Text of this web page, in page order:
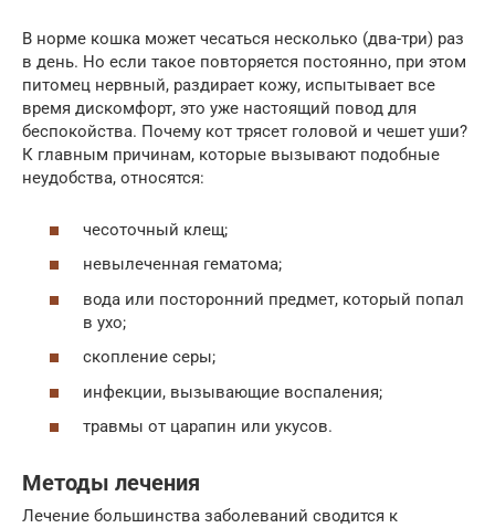
В норме кошка может чесаться несколько (два-три) раз
в день. Но если такое повторяется постоянно, при этом
питомец нервный, раздирает кожу, испытывает все
время дискомфорт, это уже настоящий повод для
беспокойства. Почему кот трясет головой и чешет уши?
К главным причинам, которые вызывают подобные
неудобства, относятся:
чесоточный клещ;
невылеченная гематома;
вода или посторонний предмет, который попал
в ухо;
скопление серы;
инфекции, вызывающие воспаления;
травмы от царапин или укусов.
Методы лечения
Лечение большинства заболеваний сводится к